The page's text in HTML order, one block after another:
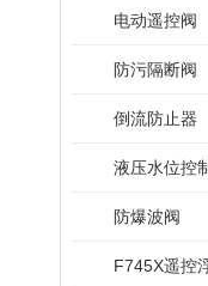
电动遥控阀
防污隔断阀
倒流防止器
液压水位控
防爆波阀
F745X遥控